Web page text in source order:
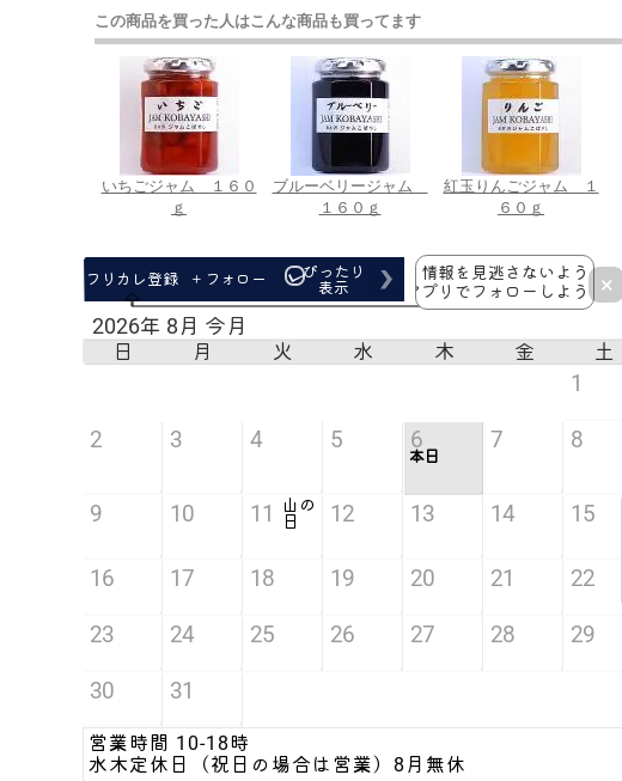
この商品を買った人はこんな商品も買ってます
いちごジャム １６０
ｇ
ブルーベリージャム
１６０ｇ
紅玉りんごジャム １
６０ｇ